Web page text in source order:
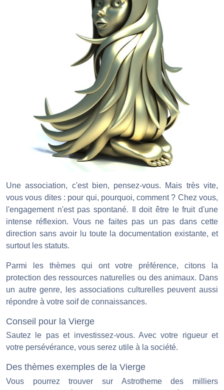
Une association, c'est bien, pensez-vous. Mais très vite,
vous vous dites : pour qui, pourquoi, comment ? Chez vous,
l'engagement n'est pas spontané. Il doit être le fruit d'une
intense réflexion. Vous ne faites pas un pas dans cette
direction sans avoir lu toute la documentation existante, et
surtout les statuts.
Parmi les thèmes qui ont votre préférence, citons la
protection des ressources naturelles ou des animaux. Dans
un autre genre, les associations culturelles peuvent aussi
répondre à votre soif de connaissances.
Conseil pour la Vierge
Sautez le pas et investissez-vous. Avec votre rigueur et
votre persévérance, vous serez utile à la société.
Des thèmes exemples de la Vierge
Vous pourrez trouver sur Astrotheme des milliers